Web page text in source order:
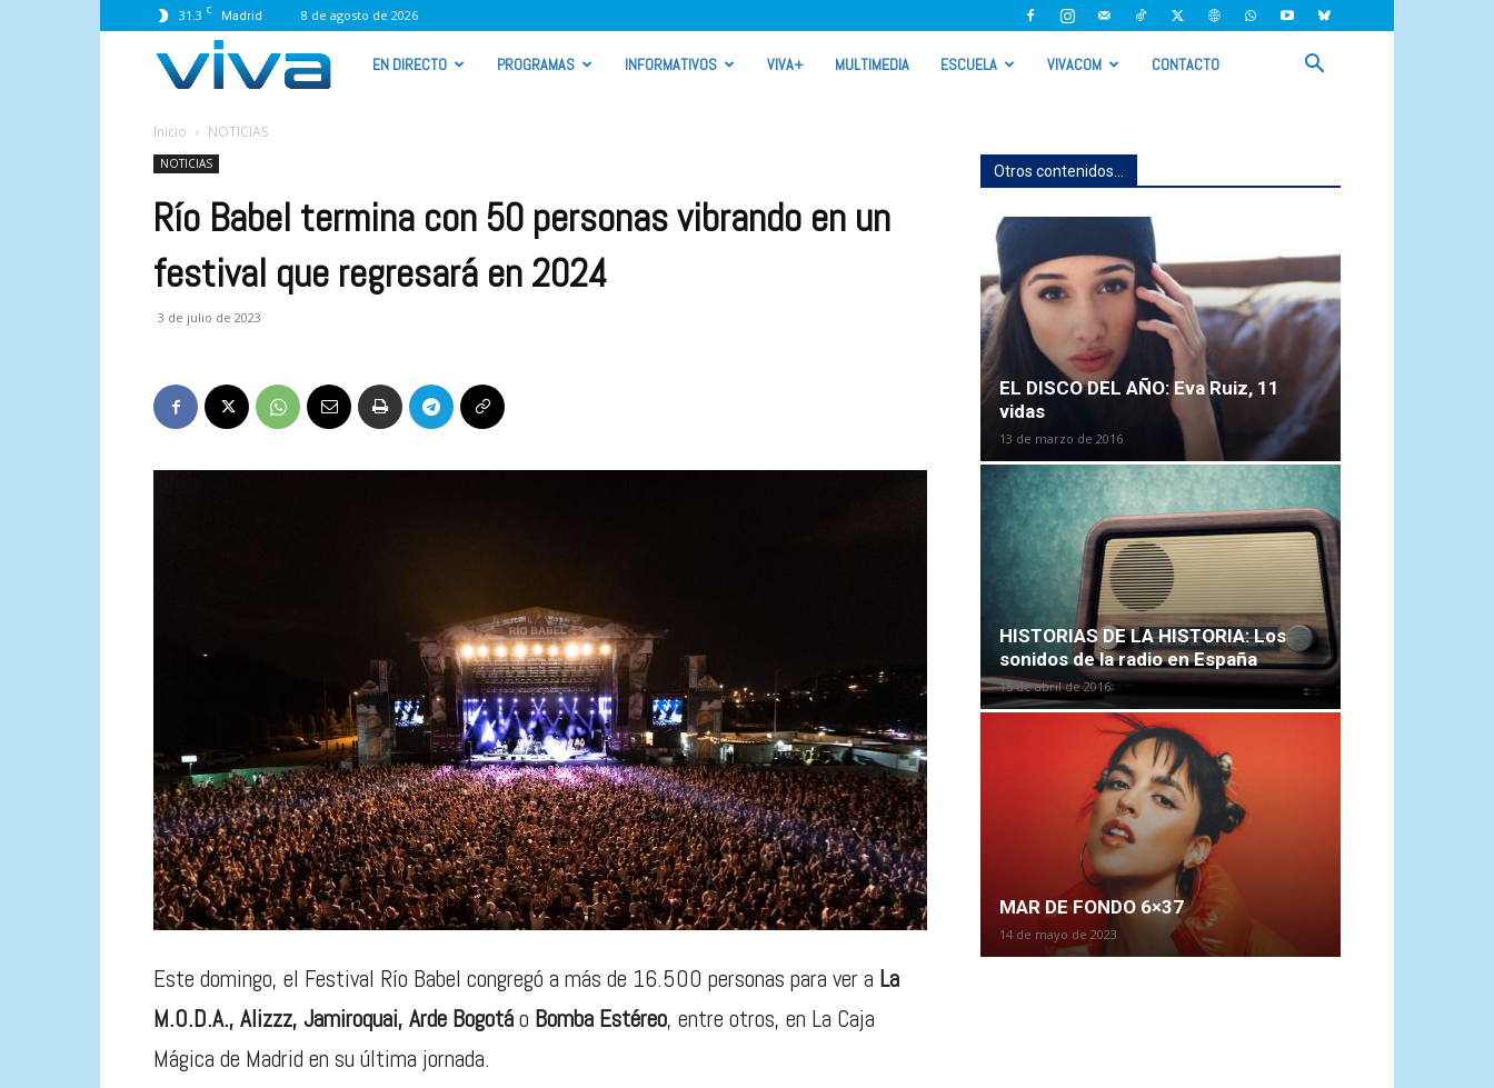
31.3 C Madrid 8 de agosto de 2026
VIVA
EN DIRECTO PROGRAMAS INFORMATIVOS VIVA+ MULTIMEDIA ESCUELA VIVACOM CONTACTO
Inicio NOTICIAS
NOTICIAS
Río Babel termina con 50 personas vibrando en un
festival que regresará en 2024
3 de julio de 2023
Este domingo, el Festival Río Babel congregó a más de 16.500 personas para ver a La
M.O.D.A., Alizzz, Jamiroquai, Arde Bogotáo Bomba Estéreo, entre otros, en La Caja
Mágica de Madrid en su última jornada.
Otros contenidos...
EL DISCO DEL AÑO: Eva Ruiz, 11
vidas
13 de marzo de 2016
HISTORIAS DE LA HISTORIA: Los
sonidos de la radio en España
15 de abril de 2016
MAR DE FONDO 6×37
14 de mayo de 2023